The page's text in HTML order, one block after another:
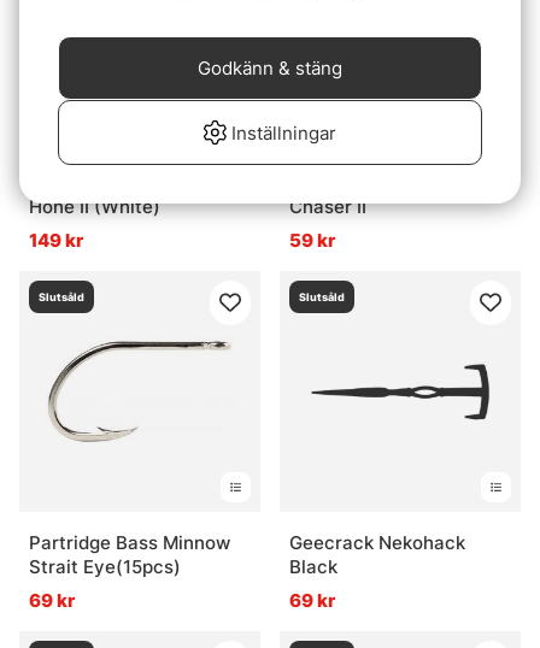
Hone II (White)
149 kr
Chaser II
59 kr
Slutsåld
Partridge Bass Minnow
Strait Eye(15pcs)
69 kr
Slutsåld
Geecrack Nekohack
Black
69 kr
Inställningar
Godkänn & stäng